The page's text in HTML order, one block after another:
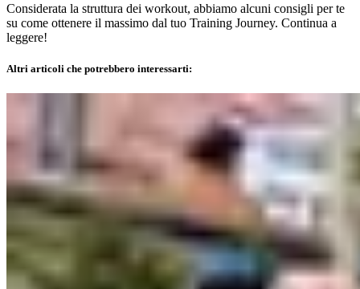
Considerata la struttura dei workout, abbiamo alcuni consigli per te
su come ottenere il massimo dal tuo Training Journey. Continua a
leggere!
Altri articoli che potrebbero interessarti: